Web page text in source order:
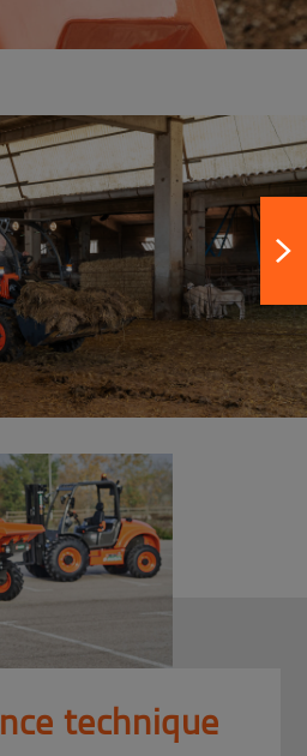
technique